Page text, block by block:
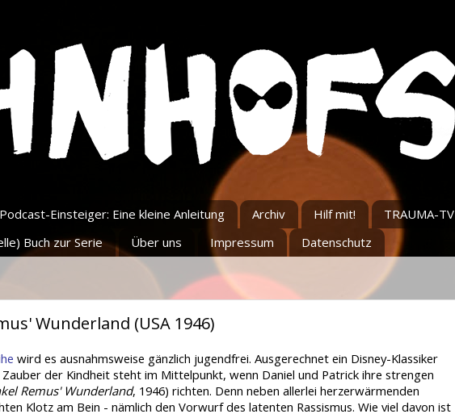
Einsteiger: Eine kleine Anleitung Archiv Hilf mit!
TRAUMA-TV
Buch zur Serie
Über uns Impressum Datenschutz
Wunderland (USA 1946)
wird es ausnahmsweise gänzlich jugendfrei. Ausgerechnet ein Disney-Klassiker
der Kindheit steht im Mittelpunkt, wenn Daniel und Patrick ihre strengen
Remus' Wunderland, 1946) richten. Denn neben allerlei herzerwärmenden
Klotz am Bein - nämlich den Vorwurf des latenten Rassismus. Wie viel davon ist